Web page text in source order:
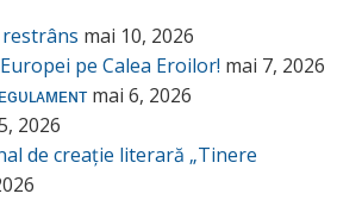
mai 10, 2026
pe Calea Eroilor! mai 7, 2026
mai 6, 2026
2026
de creație literară „Tinere